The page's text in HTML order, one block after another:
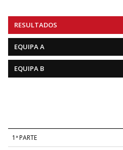
RESULTADOS
EQUIPA A
EQUIPA B
1ª PARTE